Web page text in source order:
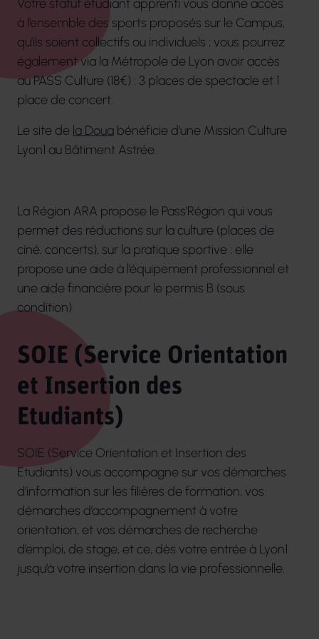
Votre statut étudiant apprenti vous donne accès
à l’ensemble des sports proposés sur le Campus,
qu’ils soient collectifs ou individuels ; vous pourrez
également via la Métropole de Lyon avoir accès
au PASS Culture (18€) : 3 places de spectacle et 1
place de concert.
Le site de la Doua bénéficie d’une Mission Culture
Lyon1 au Bâtiment Astrée.
La Région ARA propose le Pass’Région qui vous
permet des réductions sur la culture (places de
ciné, concerts), sur la pratique sportive ; elle
propose une aide à l’équipement professionnel et
une aide financière pour le permis B (sous
condition)
SOIE (Service Orientation
et Insertion des
Etudiants)
SOIE (Service Orientation et Insertion des
Etudiants) vous accompagne sur vos démarches
d’information sur les filières de formation, vos
démarches d’accompagnement à votre
orientation, et vos démarches de recherche
d’emploi, de stage, et ce, dès votre entrée à Lyon1
jusqu’à votre insertion dans la vie professionnelle.